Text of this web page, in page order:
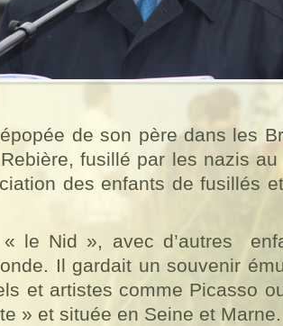
de son père dans les
fusillé par les nazis
des enfants de fusillés
le Nid », avec d’autres
Il gardait un souvenir
et artistes comme Picasso
» et située en Seine et Marne.